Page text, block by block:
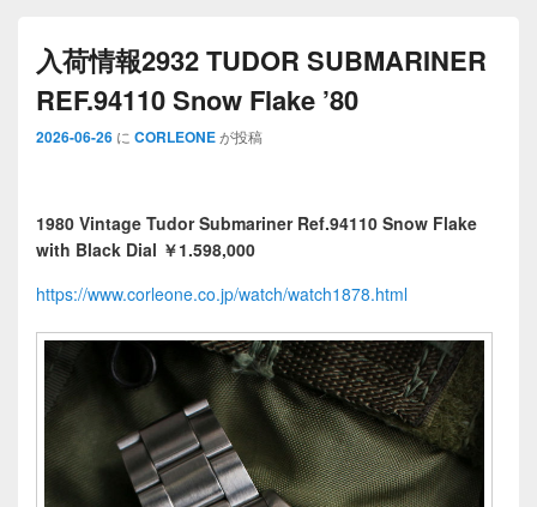
入荷情報2932 TUDOR SUBMARINER
REF.94110 Snow Flake ’80
2026-06-26 に CORLEONEが投稿
1980 Vintage Tudor Submariner Ref.94110 Snow Flake
with Black Dial ￥1.598,000
https://www.corleone.co.jp/watch/watch1878.html